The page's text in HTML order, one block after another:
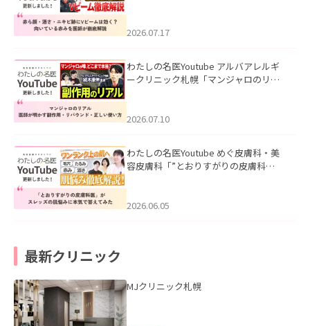
した。
2026.07.17
わたしの名医Youtube アルバアレルギ
ークリニック札幌「マンジャロのリア
た。
2026.07.10
わたしの名医Youtube めぐ皮膚科・美
容皮膚科「”とおりすがりの皮膚科
2026.06.05
最新クリニック
MJクリニック札幌